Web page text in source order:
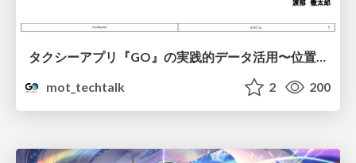
mot_techtalk
2 200